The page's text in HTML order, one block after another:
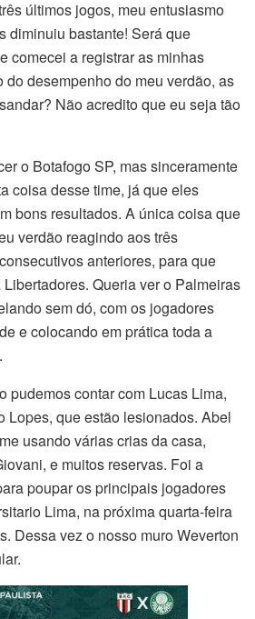
últimos jogos, meu entusiasmo
diminuiu bastante! Será que
comecei a registrar as minhas
do desempenho do meu verdão, as
Não acredito que eu seja tão
o Botafogo SP, mas sinceramente
coisa desse time, já que eles
bons resultados. A única coisa que
verdão reagindo aos três
anteriores, para que
Queria ver o Palmeiras
sem dó, com os jogadores
e colocando em prática toda a
pudemos contar com Lucas Lima,
Lopes, que estão lesionados. Abel
usando várias crias da casa,
e muitos reservas. Foi a
poupar os principais jogadores
Lima, na próxima quarta-feira
Dessa vez o nosso muro Weverton